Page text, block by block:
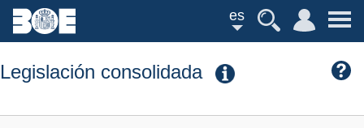
es
Legislación consolidada